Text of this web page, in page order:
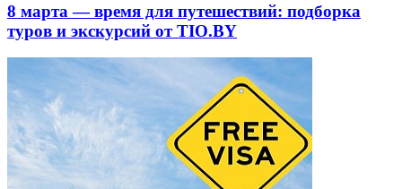
8 марта — время для путешествий: подборка
туров и экскурсий от TIO.BY